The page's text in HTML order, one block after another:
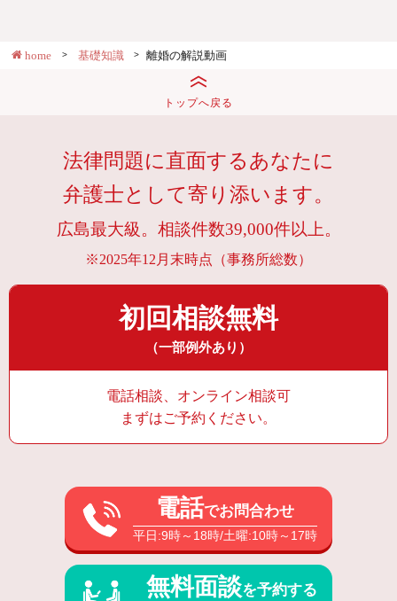
home 基礎知識 離婚の解説動画
トップへ戻る
法律問題に直面するあなたに
弁護士として寄り添います。
広島最大級。相談件数39,000件以上。
※2025年12月末時点（事務所総数）
初回相談無料
（一部例外あり）
電話相談、オンライン相談可
まずはご予約ください。
電話でお問合わせ
平日:9時～18時/土曜:10時～17時
無料面談を予約する